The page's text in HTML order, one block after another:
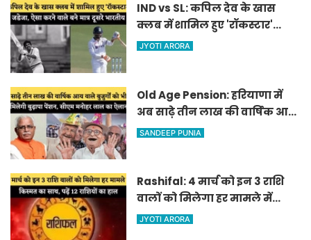
IND vs SL: कपिल देव के खास
क्लब में शामिल हुए 'रॉकस्टार'
जडेजा, ऐसा करने वाले बने मात्र
JYOTI ARORA
Old Age Pension: हरियाणा में
अब साढ़े तीन लाख की वार्षिक आय
वाले बुजुर्गों को भी मिलेगी बुढ़ापा
SANDEEP PUNIA
Rashifal: 4 मार्च को इन 3 राशि
वालों को मिलेगा हर मामले में
किस्मत का साथ, पढ़ें 12 राशियों का
JYOTI ARORA